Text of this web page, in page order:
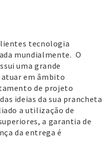
tecnologia
mundialmente. O
uma grande
em âmbito
de projeto
ideias da sua prancheta
a utilização de
a garantia de
da entrega é